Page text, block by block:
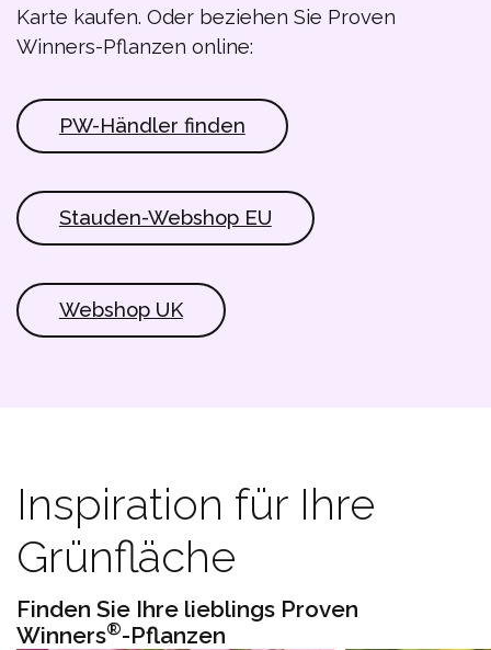
Karte kaufen. Oder beziehen Sie Proven
Winners-Pflanzen online:
PW-Händler finden
Stauden-Webshop EU
Webshop UK
Inspiration für Ihre
Grünfläche
Finden Sie Ihre lieblings Proven
Winners®-Pflanzen